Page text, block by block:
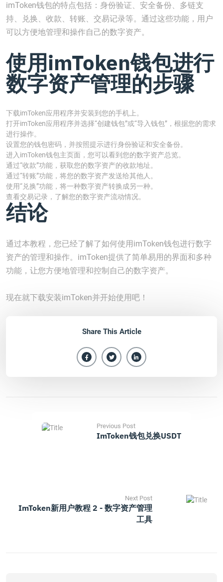
imToken钱包的特点包括：身份验证、安全备份、多链支
持、兑换、收款、转账、交易记录等。通过这些功能，用户
可以方便地管理和操作自己的数字资产。
使用imToken钱包进行
数字资产管理的步骤
下载imToken应用程序并安装到您的手机上。
打开imToken应用程序并选择“创建钱包”或“导入钱包”，根据您的需求
进行操作。
设置您的钱包密码，并按照提示进行身份验证和安全备份。
进入imToken钱包主页面，您可以看到您的数字资产总览。
通过“收款”功能，获取您的数字资产的收款地址。
通过“转账”功能，将您的数字资产发送给其他人。
使用“兑换”功能，将一种数字资产转换成另一种。
查看交易记录，了解您的数字资产流动情况。
结论
通过本教程，您已经了解了如何使用imToken钱包进行数字
资产的管理和操作。imToken提供了简单易用的界面和多种
功能，让您方便地管理和控制自己的数字资产。
现在就下载安装imToken并开始使用吧！
Share This Article
Previous Post
ImToken钱包兑换USDT
Next Post
ImToken新用户教程 2 - 数字资产管理
工具